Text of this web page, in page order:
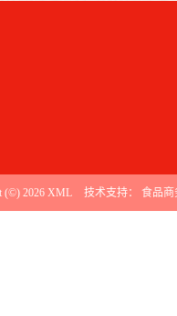
(©) 2026 XML 技术支持： 食品商